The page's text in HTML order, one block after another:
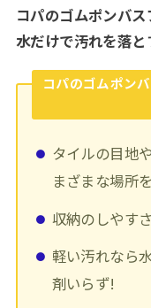
コパのゴムポンバス
水だけで汚れを落と
コパのゴムポン
タイルの目地
まざまな場所
収納のしやす
軽い汚れなら
剤いらず!